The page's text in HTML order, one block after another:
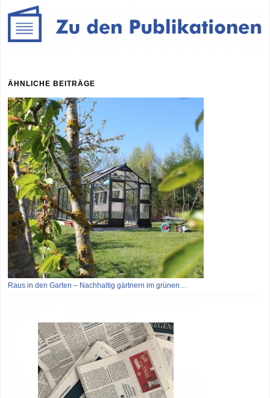
ÄHNLICHE BEITRÄGE
Raus in den Garten – Nachhaltig gärtnern im grünen…